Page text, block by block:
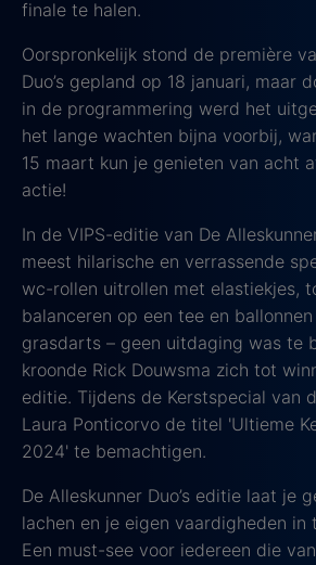
finale te halen.
Oorspronkelijk stond de première
Duo’s gepland op 18 januari, maar
in de programmering werd het
het lange wachten bijna voorbij,
15 maart kun je genieten van acht
actie!
In de VIPS-editie van De
meest hilarische en verrassende
wc-rollen uitrollen met elastiekjes,
balanceren op een tee en
grasdarts – geen uitdaging was te
kroonde Rick Douwsma zich tot
editie. Tijdens de Kerstspecial van
Laura Ponticorvo de titel 'Ultieme
2024' te bemachtigen.
De Alleskunner Duo’s editie laat je
lachen en je eigen vaardigheden in
Een must-see voor iedereen die